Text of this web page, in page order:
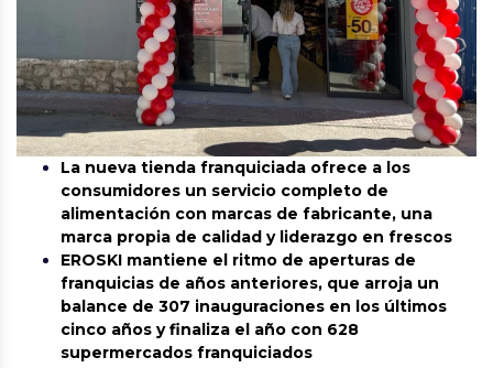
La nueva tienda franquiciada ofrece a los
consumidores un servicio completo de
alimentación con marcas de fabricante, una
marca propia de calidad y liderazgo en frescos
EROSKI mantiene el ritmo de aperturas de
franquicias de años anteriores, que arroja un
balance de 307 inauguraciones en los últimos
cinco años y finaliza el año con 628
supermercados franquiciados